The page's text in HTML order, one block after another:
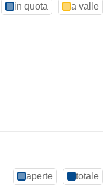
in quota a valle
aperte totale